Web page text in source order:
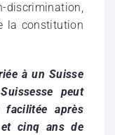
la constitution
à un Suisse
peut
après
cinq ans de